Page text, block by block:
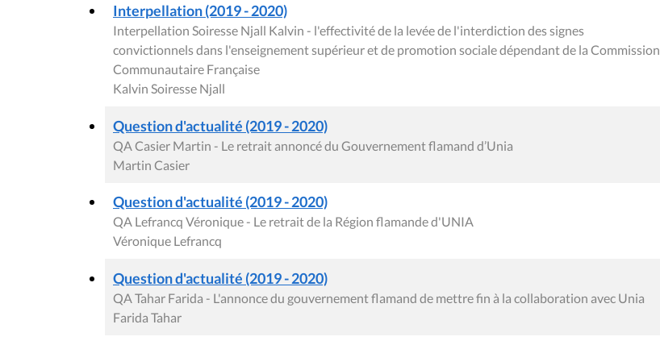
Interpellation (2019 - 2020)
Interpellation Soiresse Njall Kalvin - l'effectivité de la levée de l'interdiction des signes
convictionnels dans l'enseignement supérieur et de promotion sociale dépendant de la Commission
Communautaire Française
Kalvin Soiresse Njall
Question d'actualité (2019 - 2020)
QA Casier Martin - Le retrait annoncé du Gouvernement flamand d’Unia
Martin Casier
Question d'actualité (2019 - 2020)
QA Lefrancq Véronique - Le retrait de la Région flamande d'UNIA
Véronique Lefrancq
Question d'actualité (2019 - 2020)
QA Tahar Farida - L'annonce du gouvernement flamand de mettre fin à la collaboration avec Unia
Farida Tahar